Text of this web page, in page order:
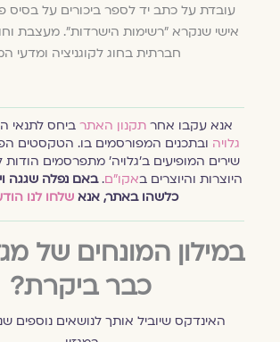
עובדת על כתב יד לספר ביכורים על בסיס
אישי שנקרא ״רשימות הישרדות״. מעצבת
חברתית בחוג לקוגניציה ומדעי
אנא עקבו אחר תקנון האתר ביחס לתנאי
גלויה ובתכנים המפורסמים בו. הטקסטים
שירים המופיעים ב׳גלויה׳ מתפרסמים הודות
היוצרות והיוצרים באקו״ם.באם נפלה שגגה
כלשהו באתר, אנאשלחו לנו
במילון המונחים של
כבר ביקרת?
האינדקס שיוביל אותך לנושאים נוספים